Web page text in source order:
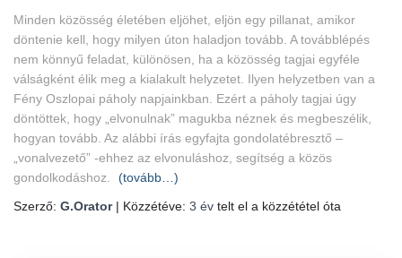
Minden közösség életében eljöhet, eljön egy pillanat, amikor
döntenie kell, hogy milyen úton haladjon tovább. A továbblépés
nem könnyű feladat, különösen, ha a közösség tagjai egyféle
válságként élik meg a kialakult helyzetet. Ilyen helyzetben van a
Fény Oszlopai páholy napjainkban. Ezért a páholy tagjai úgy
döntöttek, hogy „elvonulnak” magukba néznek és megbeszélik,
hogyan tovább. Az alábbi írás egyfajta gondolatébresztő –
„vonalvezető” -ehhez az elvonuláshoz, segítség a közös
gondolkodáshoz.
(tovább…)
Szerző: G.Orator| Közzétéve: 3 év telt el a közzététel óta